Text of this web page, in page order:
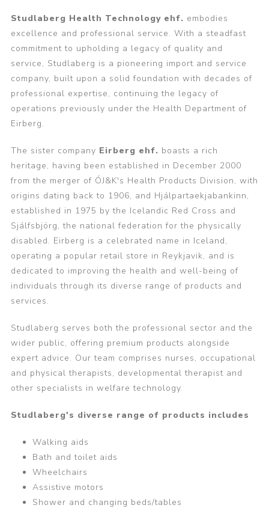
Studlaberg Health Technology ehf. embodies
excellence and professional service. With a steadfast
commitment to upholding a legacy of quality and
service, Studlaberg is a pioneering import and service
company, built upon a solid foundation with decades of
professional expertise, continuing the legacy of
operations previously under the Health Department of
Eirberg.
The sister company Eirberg ehf. boasts a rich
heritage, having been established in December 2000
from the merger of ÓJ&K's Health Products Division, with
origins dating back to 1906, and Hjálpartaekjabankinn,
established in 1975 by the Icelandic Red Cross and
Sjálfsbjörg, the national federation for the physically
disabled. Eirberg is a celebrated name in Iceland,
operating a popular retail store in Reykjavik, and is
dedicated to improving the health and well-being of
individuals through its diverse range of products and
services.
Studlaberg serves both the professional sector and the
wider public, offering premium products alongside
expert advice. Our team comprises nurses, occupational
and physical therapists, developmental therapist and
other specialists in welfare technology.
Studlaberg's diverse range of products includes
Walking aids
Bath and toilet aids
Wheelchairs
Assistive motors
Shower and changing beds/tables